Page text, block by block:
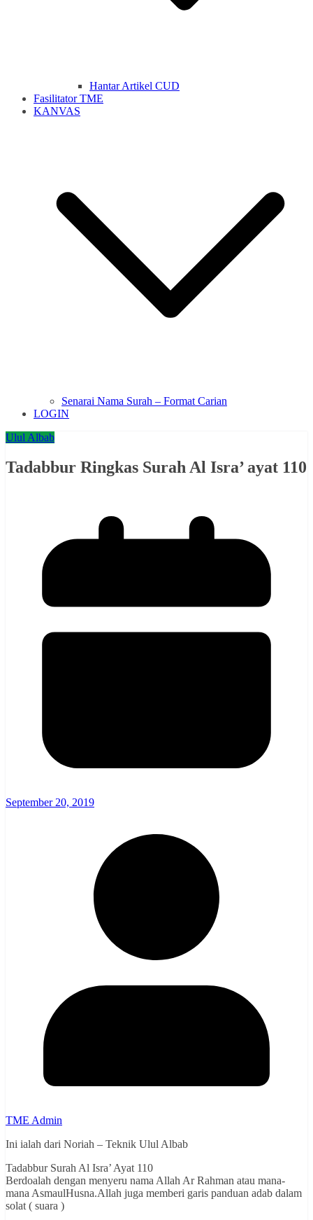
Hantar Artikel CUD
Fasilitator TME
KANVAS
Senarai Nama Surah – Format Carian
LOGIN
Ulul Albab
Tadabbur Ringkas Surah Al Isra’ ayat 110
September 20, 2019
TME Admin
Ini ialah dari Noriah – Teknik Ulul Albab
Tadabbur Surah Al Isra’ Ayat 110
Berdoalah dengan menyeru nama Allah Ar Rahman atau mana-
mana AsmaulHusna.Allah juga memberi garis panduan adab dalam
solat ( suara )